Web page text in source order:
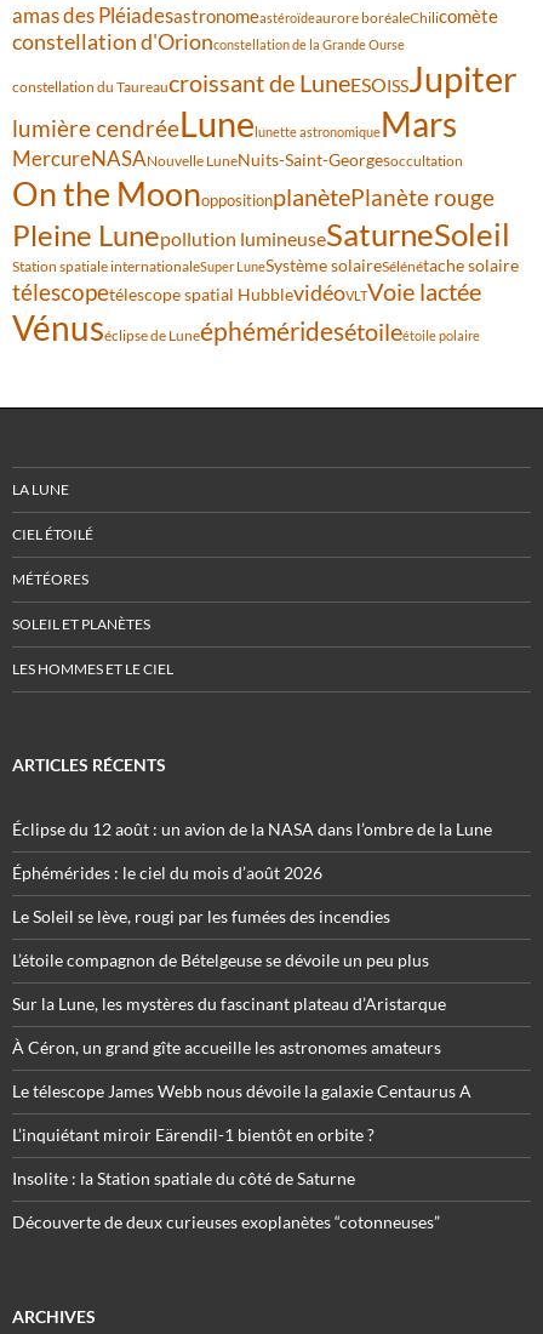
amas des Pléiadesastronomeastéroïdeaurore boréaleChilicomète
constellation d'Orionconstellation de la Grande Ourse
constellation du Taureaucroissant de LuneESOISSJupiter
lumière cendréeLunelunette astronomiqueMars
MercureNASANouvelle LuneNuits-Saint-Georgesoccultation
On the MoonoppositionplanètePlanète rouge
Pleine Lunepollution lumineuseSaturneSoleil
Station spatiale internationaleSuper LuneSystème solaireSélénétache solaire
télescopetélescope spatial HubblevidéoVLTVoie lactée
Vénuséclipse de Luneéphéméridesétoileétoile polaire
LA LUNE
CIEL ÉTOILÉ
MÉTÉORES
SOLEIL ET PLANÈTES
LES HOMMES ET LE CIEL
ARTICLES RÉCENTS
Éclipse du 12 août : un avion de la NASA dans l’ombre de la Lune
Éphémérides : le ciel du mois d’août 2026
Le Soleil se lève, rougi par les fumées des incendies
L’étoile compagnon de Bételgeuse se dévoile un peu plus
Sur la Lune, les mystères du fascinant plateau d’Aristarque
À Céron, un grand gîte accueille les astronomes amateurs
Le télescope James Webb nous dévoile la galaxie Centaurus A
L’inquiétant miroir Eärendil-1 bientôt en orbite ?
Insolite : la Station spatiale du côté de Saturne
Découverte de deux curieuses exoplanètes “cotonneuses”
ARCHIVES